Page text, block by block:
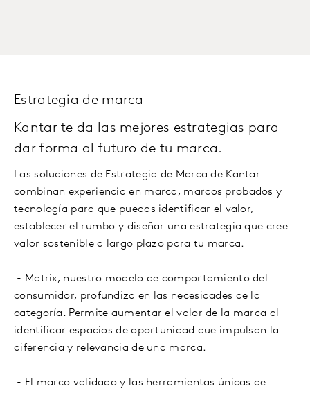
Estrategia de marca
Kantar te da las mejores estrategias para
dar forma al futuro de tu marca.
Las soluciones de Estrategia de Marca de Kantar
combinan experiencia en marca, marcos probados y
tecnología para que puedas identificar el valor,
establecer el rumbo y diseñar una estrategia que cree
valor sostenible a largo plazo para tu marca.
- Matrix, nuestro modelo de comportamiento del
consumidor, profundiza en las necesidades de la
categoría. Permite aumentar el valor de la marca al
identificar espacios de oportunidad que impulsan la
diferencia y relevancia de una marca.
- El marco validado y las herramientas únicas de